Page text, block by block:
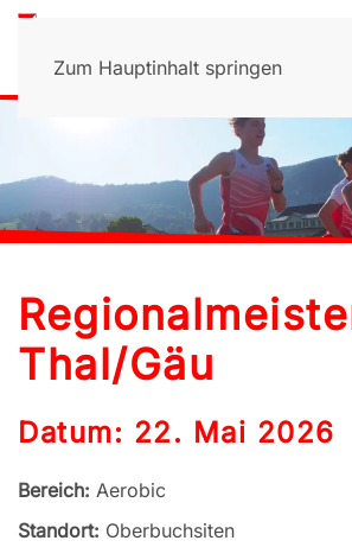
Zum Hauptinhalt springen
Thal/Gäu
Datum: 22. Mai 2026
Bereich: Aerobic
Standort: Oberbuchsiten